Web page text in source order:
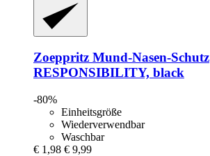
Zoeppritz Mund-​Nasen-​Schutz
RESPONSIBILITY, black
-80%
Einheitsgröße
Wiederverwendbar
Waschbar
€ 1,98 € 9,99